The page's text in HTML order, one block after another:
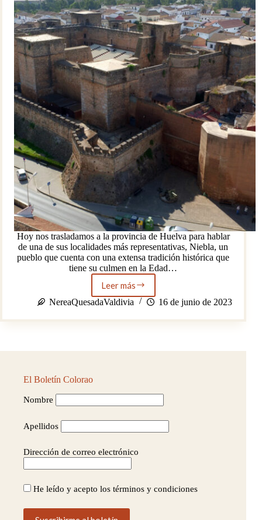
Hoy nos trasladamos a la provincia de Huelva para hablar
de una de sus localidades más representativas, Niebla, un
pueblo que cuenta con una extensa tradición histórica que
tiene su culmen en la Edad…
Leer más
La
joya
onubense,
la
NereaQuesadaValdivia 16 de junio de 2023
El Boletín Colorao
Nombre
Apellidos
Dirección de correo electrónico
He leído y acepto los términos y condiciones